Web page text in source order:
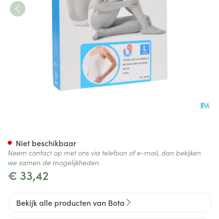
€ 33,42
Niet beschikbaar
Neem contact op met ons via telefoon of e-mail, dan bekijken
we samen de mogelijkheden.
Bekijk alle producten van Bota